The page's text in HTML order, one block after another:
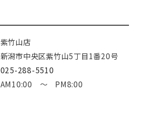
紫竹山店
新潟市中央区紫竹山5丁目1番20号
025-288-5510
AM10:00 ～ PM8:00